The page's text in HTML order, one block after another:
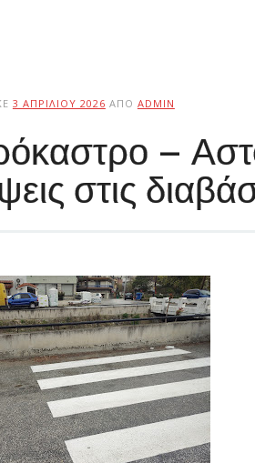
3 ΑΠΡΙΛΊΟΥ 2026 ΑΠΌ ADMIN
–
στις